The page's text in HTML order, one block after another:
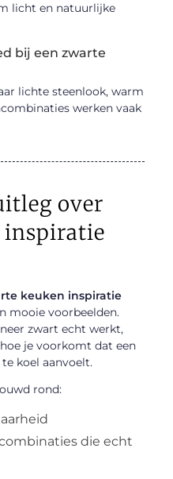
licht en natuurlijke
bij een zwarte
lichte steenlook, warm
werken vaak
over
inspiratie
keuken inspiratie
mooie voorbeelden.
zwart echt werkt,
je voorkomt dat een
koel aanvoelt.
rond:
die echt